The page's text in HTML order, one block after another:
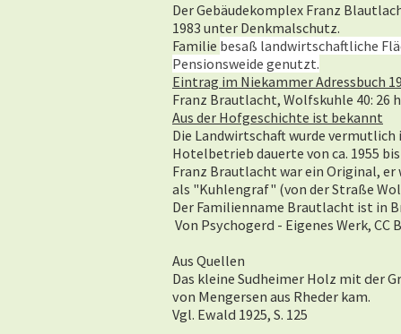
Der Gebäudekomplex Franz
1983 unter Denkmalschutz.
Familie besaß landwirtschaftliche
Pensionsweide genutzt.
Eintrag im Niekammer Adressbuch
Franz Brautlacht, Wolfskuhle 40: 26
Aus der Hofgeschichte ist bekannt
Die Landwirtschaft wurde vermutlich
Hotelbetrieb dauerte von ca. 1955
Franz Brautlacht war ein Original,
als "Kuhlengraf" (von der Straße
Der Familienname Brautlacht ist in
Von Psychogerd - Eigenes Werk, CC
Aus Quellen
Das kleine Sudheimer Holz mit der
von Mengersen aus Rheder kam.
Vgl. Ewald 1925, S. 125